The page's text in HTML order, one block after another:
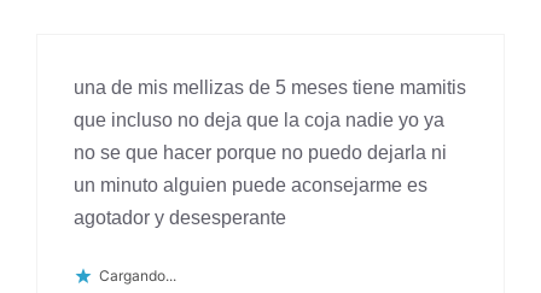
una de mis mellizas de 5 meses tiene mamitis
que incluso no deja que la coja nadie yo ya
no se que hacer porque no puedo dejarla ni
un minuto alguien puede aconsejarme es
agotador y desesperante
Cargando...